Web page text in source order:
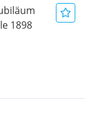
1898